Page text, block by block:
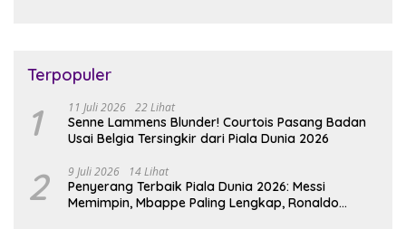
Terpopuler
1 11 Juli 2026 22 Lihat
Senne Lammens Blunder! Courtois Pasang Badan
Usai Belgia Tersingkir dari Piala Dunia 2026
2 9 Juli 2026 14 Lihat
Penyerang Terbaik Piala Dunia 2026: Messi
Memimpin, Mbappe Paling Lengkap, Ronaldo